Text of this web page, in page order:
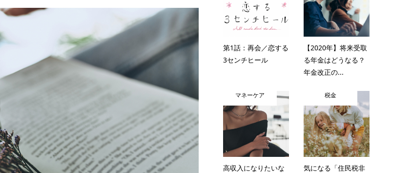
第1話：再会／恋する
3センチヒール
【2020年】将来受取
る年金はどうなる？
年金改正の...
マネーケア
高収入になりたいな
税金
気になる「住民税非